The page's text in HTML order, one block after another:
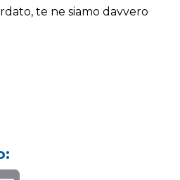
te ne siamo davvero